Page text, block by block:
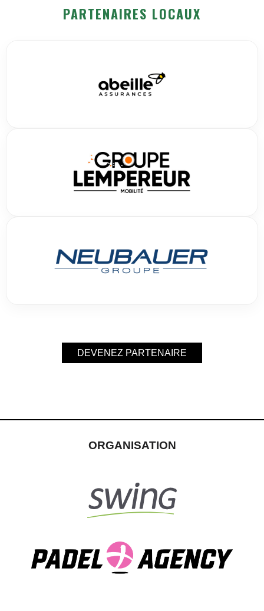
PARTENAIRES LOCAUX
DEVENEZ PARTENAIRE
ORGANISATION